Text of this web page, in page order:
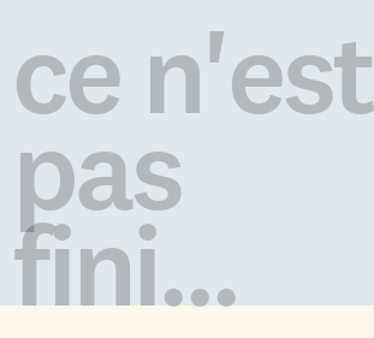
ce n'est
pas
fini...